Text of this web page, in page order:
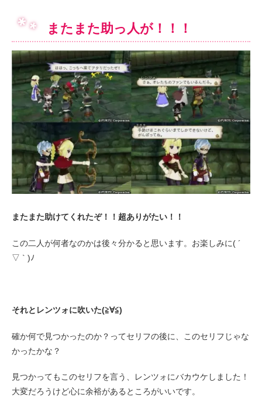
またまた助っ人が！！！
またまた助けてくれたぞ！！超ありがたい！！
この二人が何者なのかは後々分かると思います。お楽しみに( ´
▽ ` )ﾉ
それとレンツォに吹いた(≧∀≦)
確か何で見つかったのか？ってセリフの後に、このセリフじゃな
かったかな？
見つかってもこのセリフを言う、レンツォにバカウケしました！
大変だろうけど心に余裕があるところがいいです。